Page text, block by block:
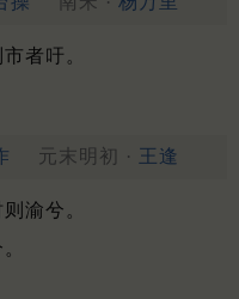
者吁。
元末明初 · 王逢
渝兮。